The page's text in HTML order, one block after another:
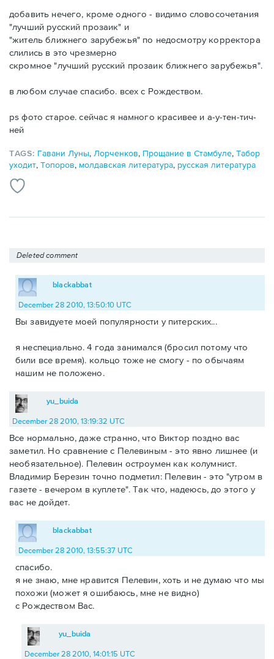
добавить нечего, кроме одного - видимо словосочетания
"лучший русский прозаик" и
"житель ближнего зарубежья" по недосмотру корректора
слились в это чрезмерно
скромное "лучший русский прозаик ближнего зарубежья".
в любом случае спасибо. всех с Рождеством.
ps фото старое. сейчас я намного красивее и а-у-тен-тич-
ней
TAGS: Гавани Луны,Лорченков, Прощание в Стамбуле,Табор
уходит, Топоров, молдавская литература, русская литература
Deleted comment
blackabbat
December 28 2010, 13:50:10 UTC
Вы завидуете моей популярности у питерских...
я неспециально. 4 года занимался (бросил потому что
били все время). кольцо тоже не смогу - по обычаям
нашим не положено.
yu_buida
December 28 2010, 13:19:32 UTC
Все нормально, даже странно, что Виктор поздно вас
заметил. Но сравнение с Пелевиным - это явно лишнее (и
необязательное). Пелевин остроумен как колумнист.
Владимир Березин точно подметил: Пелевин - это "утром в
газете - вечером в куплете". Так что, надеюсь, до этого у
вас не дойдет.
blackabbat
December 28 2010, 13:55:37 UTC
спасибо.
я не знаю, мне нравится Пелевин, хоть и не думаю что мы
похожи (может я ошибаюсь, мне не видно)
с Рождеством Вас.
yu_buida
December 28 2010, 14:01:15 UTC